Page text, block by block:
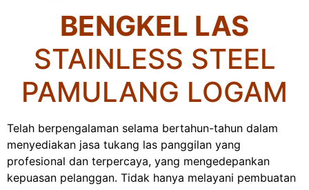
BENGKEL LAS
STAINLESS STEEL
PAMULANG LOGAM
Telah berpengalaman selama bertahun-tahun dalam
menyediakan jasa tukang las panggilan yang
profesional dan terpercaya, yang mengedepankan
kepuasan pelanggan. Tidak hanya melayani pembuatan